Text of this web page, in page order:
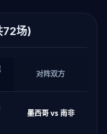
72场)
对阵双方
墨西哥 vs 南非